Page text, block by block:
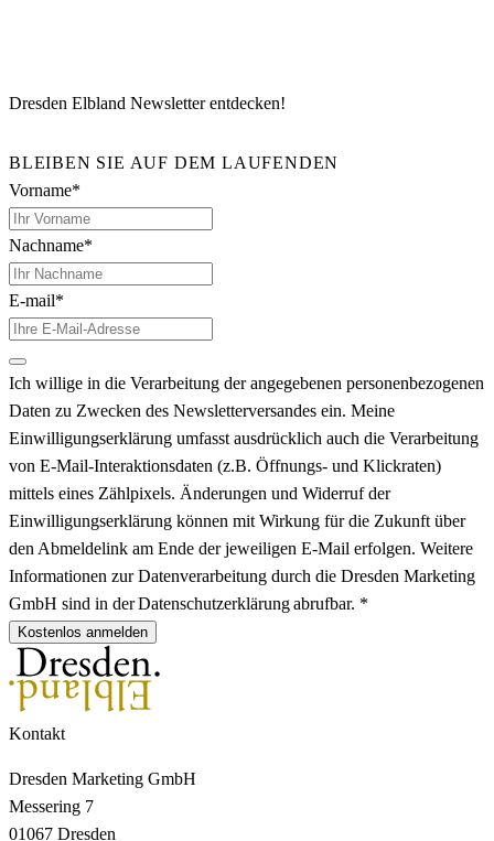
Dresden Elbland Newsletter entdecken!
BLEIBEN SIE AUF DEM LAUFENDEN
Vorname*
Nachname*
E-mail*
Ich willige in die Verarbeitung der angegebenen personenbezogenen
Daten zu Zwecken des Newsletterversandes ein. Meine
Einwilligungserklärung umfasst ausdrücklich auch die Verarbeitung
von E-Mail-Interaktionsdaten (z.B. Öffnungs- und Klickraten)
mittels eines Zählpixels. Änderungen und Widerruf der
Einwilligungserklärung können mit Wirkung für die Zukunft über
den Abmeldelink am Ende der jeweiligen E-Mail erfolgen. Weitere
Informationen zur Datenverarbeitung durch die Dresden Marketing
GmbH sind in der Datenschutzerklärung abrufbar. *
Kostenlos anmelden
Kontakt
Dresden Marketing GmbH
Messering 7
01067 Dresden